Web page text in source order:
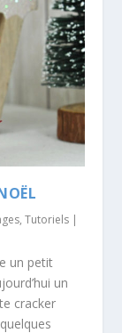
,Tutoriels |
un petit
un
cracker